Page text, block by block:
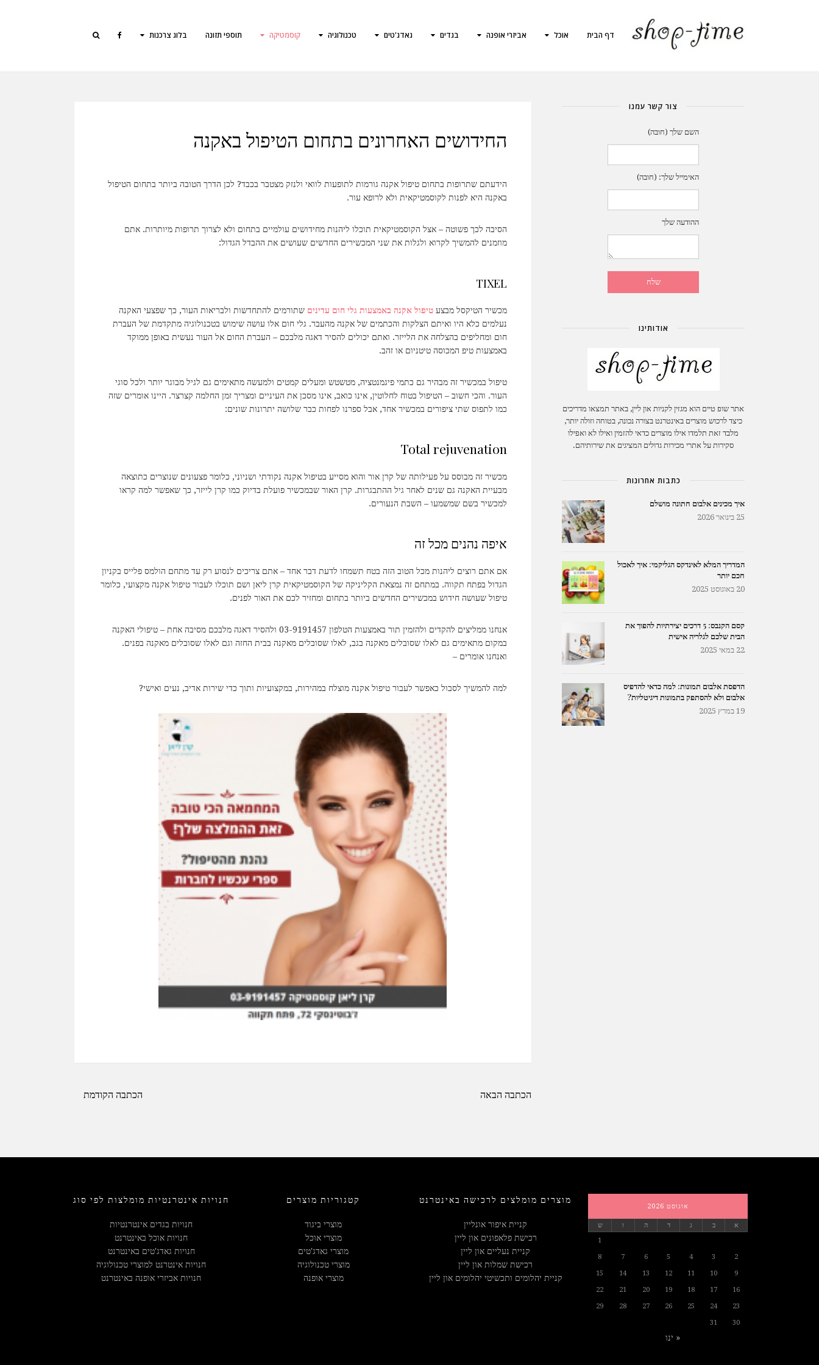
דף הבית אוכל אביזרי אופנה בגדים גאדג'טים טכנולוגיה קוסמטיקה תוספי תזונה בלוג צרכנות
החידושים האחרונים בתחום הטיפול באקנה
הידעתם שתרופות בתחום טיפול אקנה גורמות לתופעות לוואי ולנזק מצטבר בכבד? לכן הדרך הטובה ביותר בתחום הטיפול
באקנה היא לפנות לקוסמטיקאית ולא לרופא עור.
הסיבה לכך פשוטה – אצל הקוסמטיקאית תוכלו ליהנות מחידושים עולמיים בתחום ולא לצרוך תרופות מיותרות. אתם
מוזמנים להמשיך לקרוא ולגלות את שני המכשירים החדשים שעושים את ההבדל הגדול:
TIXEL
מכשיר הטיקסל מבצעטיפול אקנה באמצעות גלי חום עדינים שתורמים להתחדשות ולבריאות העור, כך שפצעי האקנה
נעלמים כלא היו ואיתם הצלקות והכתמים של אקנה מהעבר. גלי חום אלו עושה שימוש בטכנולוגיה מתקדמת של העברת
חום ומחליפים בהצלחה את הלייזר. ואתם יכולים להסיר דאגה מלבכם – העברת החום אל העור נעשית באופן ממוקד
באמצעות טיפ המכוסה טיטניום או זהב.
טיפול במכשיר זה מבהיר גם כתמי פיגמנטציה, מטשטש ומעלים קמטים ולמעשה מתאימים גם לגיל מבוגר יותר ולכל סוגי
העור. והכי חשוב – הטיפול בטוח לחלוטין, אינו כואב, אינו מסכן את העיניים ומצריך זמן החלמה קצרצר. היינו אומרים שזה
כמו לתפוס שתי ציפורים במכשיר אחד, אבל ספרנו לפחות כבר שלושה יתרונות שונים:
Total rejuvenation
מכשיר זה מבוסס על פעילותה של קרן אור והוא מסייע בטיפול אקנה נקודתי ושניוני, כלומר פצעונים שנוצרים כתוצאה
מבעיית האקנה גם שנים לאחר גיל ההתבגרות. קרן האור שבמכשיר פועלת בדיוק כמו קרן לייזר, כך שאפשר למה קראו
למכשיר בשם שמשמעו – השבת הנעורים.
איפה נהנים מכל זה
אם אתם רוצים ליהנות מכל הטוב הזה בטח תשמחו לדעת דבר אחד – אתם צריכים לנסוע רק עד מתחם הולמס פלייס בקניון
הגדול בפתח תקווה. במתחם זה נמצאת הקליניקה של הקוסמטיקאית קרן ליאן ושם תוכלו לעבור טיפול אקנה מקצועי, כלומר
טיפול שעושה חידוש במכשירים החדשים ביותר בתחום ומחזיר לכם את האור לפנים.
אנחנו ממליצים להקדים ולהזמין תור באמצעות הטלפון 03-9191457 ולהסיר דאגה מלבכם מסיבה אחת – טיפולי האקנה
במקום מתאימים גם לאלו שסובלים מאקנה בגב, לאלו שסובלים מאקנה בבית החזה וגם לאלו שסובלים מאקנה בפנים.
ואנחנו אומרים –
למה להמשיך לסבול כאפשר לעבור טיפול אקנה מוצלח במהירות, במקצועיות ותוך כדי שירות אדיב, נעים ואישי?
ניווט
הכתבה הבאה הכתבה הקודמת
צור קשר עמנו
השם שלך (חובה)
האימייל שלך: (חובה)
ההודעה שלך
אודותינו
אתר שופ טיים הוא מגזין לקניות און ליין, באתר תמצאו מדריכים
כיצד לרכוש מוצרים באינטרנט בצורה נכונה, בטוחה וזולה יותר,
מלבד זאת תלמדו אילו מוצרים כדאי להזמין ואילו לא ואפילו
סקירות על אתרי מכירות גדולים המציגים את שירותיהם.
כתבות אחרונות
איך מכינים אלבום חתונה מושלם
25 בינואר 2026
המדריך המלא לאינדקס הגליקמי: איך לאכול
חכם יותר
20 באוגוסט 2025
קסם הקנבס: 5 דרכים יצירתיות להפוך את
הבית שלכם לגלריה אישית
22 במאי 2025
הדפסת אלבום תמונות: למה כדאי להדפיס
אלבום ולא להסתפק בתמונות דיגיטליות?
19 במרץ 2025
חנויות אינטרנטיות מומלצות לפי סוג
חנויות בגדים אינטרנטיות
חנויות אוכל באינטרנט
חנויות גאדג'טים באינטרנט
חנויות אינטרנט למוצרי טכנולוגיה
חנויות אביזרי אופנה באינטרנט
קטגוריות מוצרים
מוצרי ביגוד
מוצרי אוכל
מוצרי גאדג'טים
מוצרי טכנולוגיה
מוצרי אופנה
מוצרים מומלצים לרכישה באינטרנט
קניית איפור אונליין
רכישת פלאפונים און ליין
קניית נעליים און ליין
רכישת שמלות און ליין
קניית יהלומים ותכשיטי יהלומים און ליין
אוגוסט 2026
א ב ג ד ה ו
ש
1
2
3
4
5
6
7
8
9
10
11
12
13
14
15
16
17
18
19
20
21
22
23
24
25
26
27
28
29
30
31
« ינו